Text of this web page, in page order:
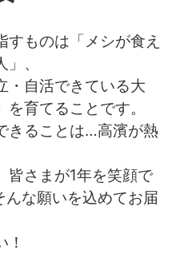
すものは「メシが食え
、
・自活できている大
育てることです。
きることは…高濱が熱
皆さまが1年を笑顔で
な願いを込めてお届